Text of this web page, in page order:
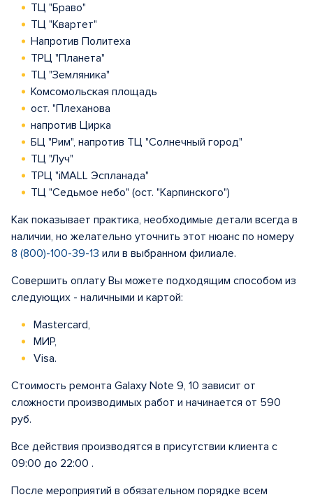
ТЦ "Браво"
ТЦ "Квартет"
Напротив Политеха
ТРЦ "Планета"
ТЦ "Земляника"
Комсомольская площадь
ост. "Плеханова
напротив Цирка
БЦ "Рим", напротив ТЦ "Солнечный город"
ТЦ "Луч"
ТРЦ "iMALL Эспланада"
ТЦ "Седьмое небо" (ост. "Карпинского")
Как показывает практика, необходимые детали всегда в
наличии, но желательно уточнить этот нюанс по номеру
8 (800)-100-39-13 или в выбранном филиале.
Совершить оплату Вы можете подходящим способом из
следующих - наличными и картой:
Mastercard,
МИР,
Visa.
Стоимость ремонта Galaxy Note 9, 10 зависит от
сложности производимых работ и начинается от 590
руб.
Все действия производятся в присутствии клиента с
09:00 до 22:00 .
После мероприятий в обязательном порядке всем